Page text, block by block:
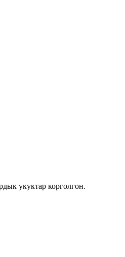
укуктар корголгон.